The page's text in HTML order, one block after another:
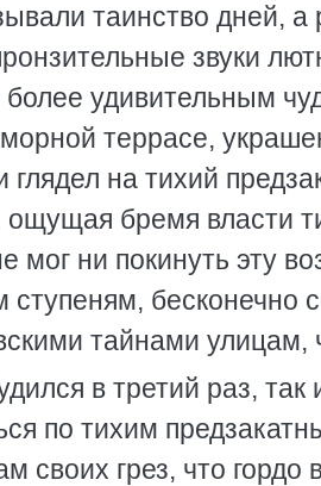
таинство дней, а
звуки
удивительным
террасе,
на тихий
бремя власти
мог ни покинуть эту
бесконечно
тайнами улицам,
в третий раз,
по тихим
своих грез, что гордо